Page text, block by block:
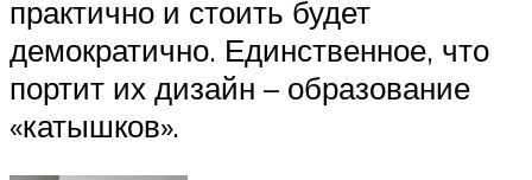
практично и стоить будет
демократично. Единственное, что
портит их дизайн – образование
«катышков».